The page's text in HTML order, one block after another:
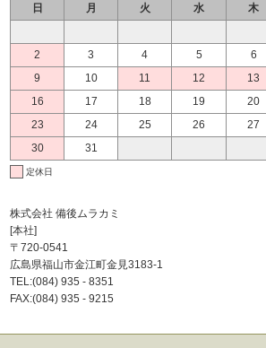
日
月 火 水 木
2
3 4 5 6
9
10 11 12 13
16
17 18 19 20
23
24 25 26 27
30
31
定休日
株式会社 備後ムラカミ
[本社]
〒720-0541
広島県福山市金江町金見3183-1
TEL:(084) 935 - 8351
FAX:(084) 935 - 9215